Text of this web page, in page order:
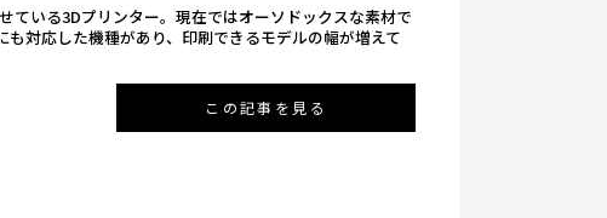
ている3Dプリンター。現在ではオーソドックスな素材で
対応した機種があり、印刷できるモデルの幅が増えて
この記事を見る